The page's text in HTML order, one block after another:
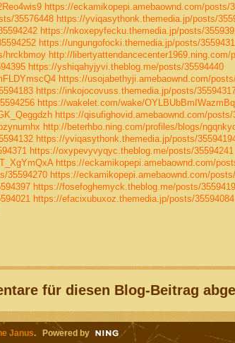
https://eckamikopepi.amebaownd.com/posts/
35576448 https://yviqasythonk.themedia.jp/posts/
https://nkoxepyfecku.themedia.jp/posts/
https://ungungofocki.themedia.jp/posts/
hrckbmoy http://
https://yshiqahyjyvi.theblog.me/posts/35594440
https://usojabethyji.amebaownd.com/
https://inkojocovuss.themedia.jp/posts/
https://wakelet.com/wake/
https://qisufighovid.amebaownd.com/posts/
http://beterhbo.ning.com/profiles/blogs/
https://yviqasythonk.themedia.jp/posts/
https://oxypevyvyqyc.theblog.me/posts/35594241
https://eckamikopepi.amebaownd.com/
35594270 https://eckamikopepi.amebaownd.com/
https://fosefoghemyck.theblog.me/posts/
https://efacixubuxoz.themedia.jp/posts/35594084
für diesen Blog-Beitrag
Janus. Powered by